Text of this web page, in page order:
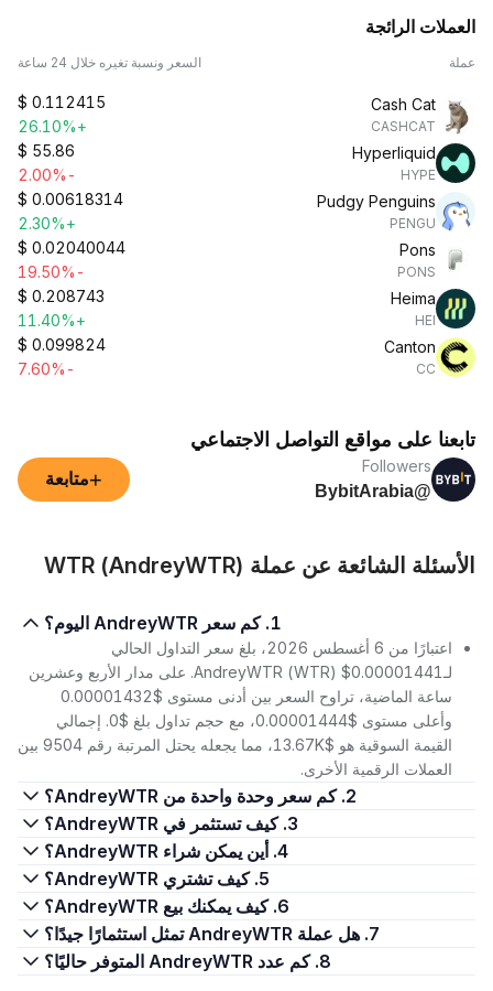
العملات الرائجة
عملة السعر ونسبة تغيره خلال 24 ساعة
Cash Cat
CASHCAT
$ 0.112415
+26.10%
Hyperliquid
HYPE
$ 55.86
-2.00%
Pudgy Penguins
PENGU
$ 0.00618314
+2.30%
Pons
PONS
$ 0.02040044
-19.50%
Heima
HEI
$ 0.208743
+11.40%
Canton
CC
$ 0.099824
-7.60%
تابعنا على مواقع التواصل الاجتماعي
Followers
@BybitArabia
+متابعة
الأسئلة الشائعة عن عملة WTR (AndreyWTR)
1. كم سعر AndreyWTR اليوم؟
اعتبارًا من 6 أغسطس 2026، بلغ سعر التداول الحالي
لـAndreyWTR (WTR) $0.00001441. على مدار الأربع وعشرين
ساعة الماضية، تراوح السعر بين أدنى مستوى $0.00001432
وأعلى مستوى $0.00001444، مع حجم تداول بلغ $0. إجمالي
القيمة السوقية هو $13.67K، مما يجعله يحتل المرتبة رقم 9504 بين
العملات الرقمية الأخرى.
2. كم سعر وحدة واحدة من AndreyWTR؟
3. كيف تستثمر في AndreyWTR؟
4. أين يمكن شراء AndreyWTR؟
5. كيف تشتري AndreyWTR؟
6. كيف يمكنك بيع AndreyWTR؟
7. هل عملة AndreyWTR تمثل استثمارًا جيدًا؟
8. كم عدد AndreyWTR المتوفر حاليًا؟